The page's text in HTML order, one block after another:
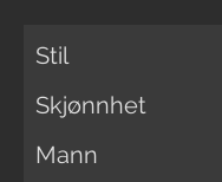
Stil
Skjønnhet
Mann